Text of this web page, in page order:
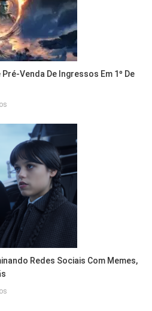
Venda De Ingressos Em 1º De
Redes Sociais Com Memes,